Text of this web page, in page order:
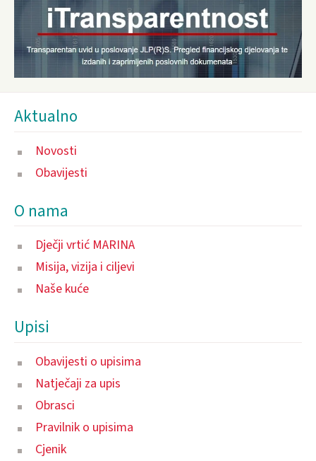
Aktualno
Novosti
Obavijesti
O nama
Dječji vrtić MARINA
Misija, vizija i ciljevi
Naše kuće
Upisi
Obavijesti o upisima
Natječaji za upis
Obrasci
Pravilnik o upisima
Cjenik